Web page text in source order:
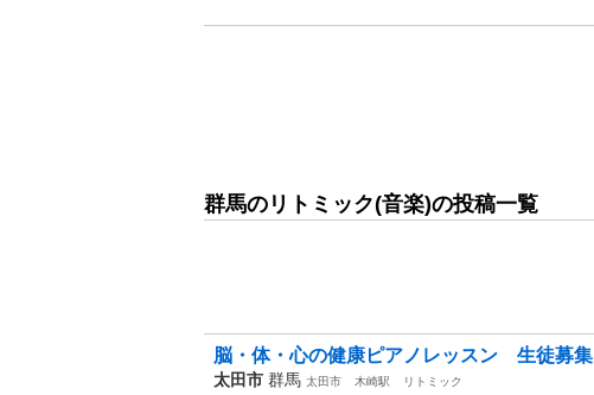
群馬のリトミック(音楽)の投稿一覧
脳・体・心の健康ピアノレッスン 生徒募集
太田市 群馬 太田市 木崎駅
リトミック